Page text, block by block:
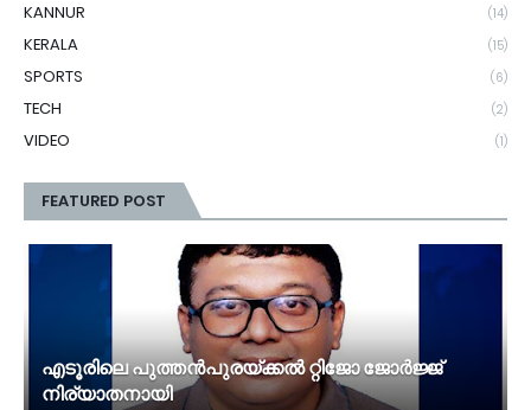
KANNUR (14)
KERALA (15)
SPORTS (6)
TECH (2)
VIDEO (1)
FEATURED POST
എടൂരിലെ പുത്തൻപുരയ്ക്കൽ റ്റിജോ ജോർജ്ജ്
നിര്യാതനായി